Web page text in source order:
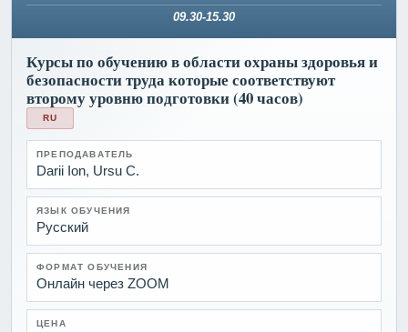
09.30-15.30
Курсы по обучению в области охраны здоровья и
безопасности труда которые соответствуют
второму уровню подготовки (40 часов)
RU
ПРЕПОДАВАТЕЛЬ
Darii Ion, Ursu C.
ЯЗЫК ОБУЧЕНИЯ
Русский
ФОРМАТ ОБУЧЕНИЯ
Онлайн через ZOOM
ЦЕНА